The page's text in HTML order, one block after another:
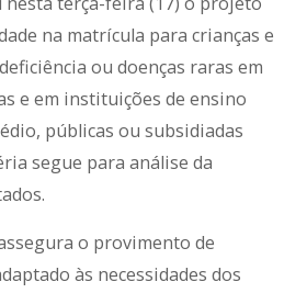
na matrícula para crianças e
ou doenças raras em
e em instituições de ensino
públicas ou subsidiadas
segue para análise da
o provimento de
às necessidades dos